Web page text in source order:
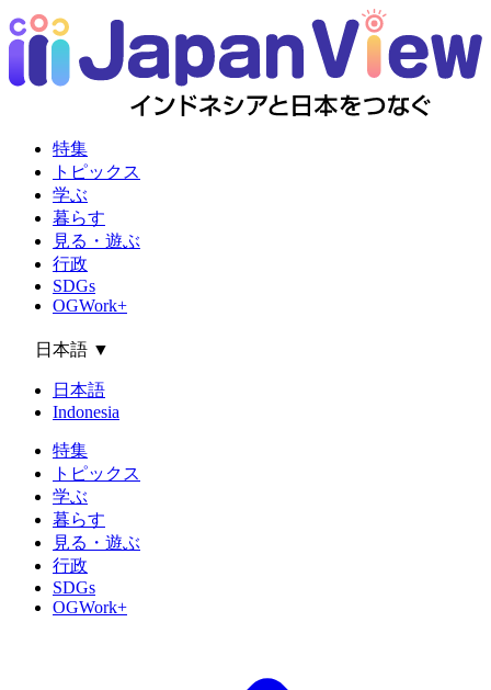
特集
トピックス
学ぶ
暮らす
見る・遊ぶ
行政
SDGs
OGWork+
日本語 ▼
日本語
Indonesia
特集
トピックス
学ぶ
暮らす
見る・遊ぶ
行政
SDGs
OGWork+